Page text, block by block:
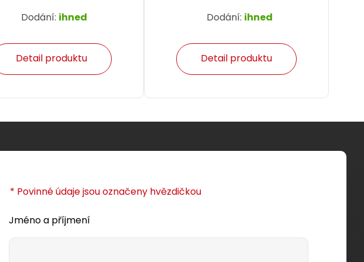
Dodání: ihned
Detail produktu
Dodání: ihned
Detail produktu
* Povinné údaje jsou označeny hvězdičkou
Jméno a příjmení